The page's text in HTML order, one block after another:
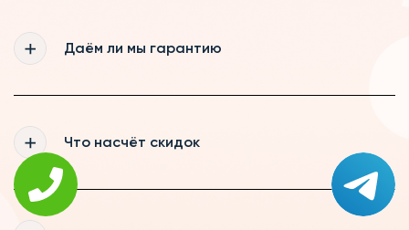
Даём ли мы гарантию
дней на все выполненные нашими
мастерами работы, а так же на запчасти,
Что насчёт скидок
Мы рады постоянному сотрудничеству,